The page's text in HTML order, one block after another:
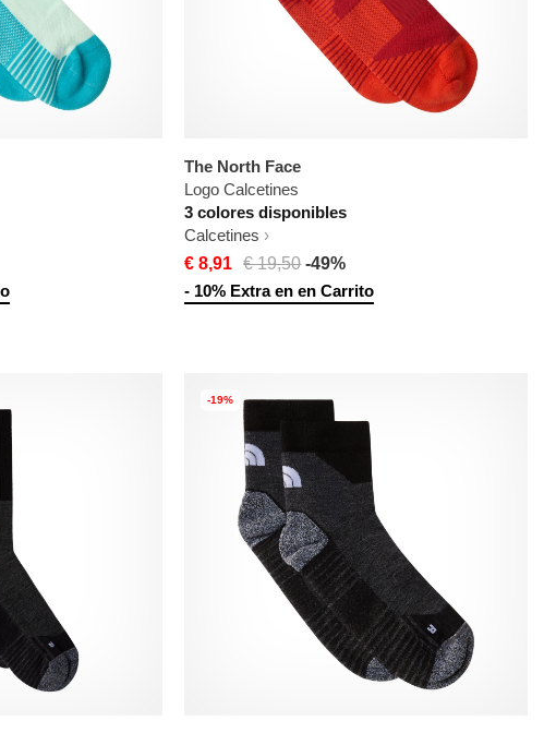
The North Face
Logo Calcetines
3 colores disponibles
Calcetines
€ 8,91
€ 19,50 -49%
- 10% Extra en en Carrito
-19%